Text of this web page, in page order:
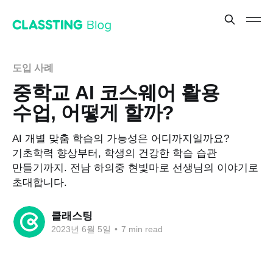
도입 사례
중학교 AI 코스웨어 활용
수업, 어떻게 할까?
AI 개별 맞춤 학습의 가능성은 어디까지일까요?
기초학력 향상부터, 학생의 건강한 학습 습관
만들기까지. 전남 하의중 현빛마로 선생님의 이야기로
초대합니다.
클래스팅
2023년 6월 5일 • 7 min read